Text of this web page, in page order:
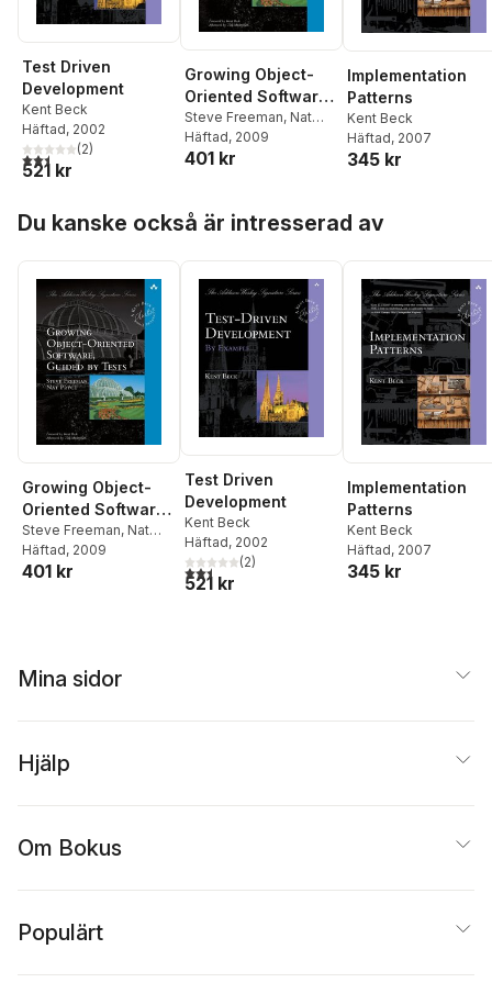
Test Driven
Development
Kent Beck
Häftad, 2002
2,5utav 5 stjärnor. Totalt antal röster:
(2)
521 kr
Growing Object-
Oriented Software,
Guided by Tests
Steve Freeman, Nat
Pryce
Häftad, 2009
401 kr
Implementation
Patterns
Kent Beck
Häftad, 2007
345 kr
Du kanske också är intresserad av
Growing Object-
Oriented Software,
Guided by Tests
Steve Freeman, Nat
Pryce
Häftad, 2009
401 kr
Test Driven
Development
Kent Beck
Häftad, 2002
2,5utav 5 stjärnor. Totalt antal röster:
(2)
521 kr
Implementation
Patterns
Kent Beck
Häftad, 2007
345 kr
Mina sidor
Hjälp
Om Bokus
Populärt